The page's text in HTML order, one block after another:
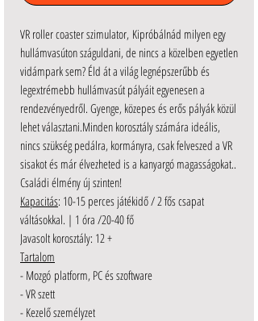
VR roller coaster szimulator, Kipróbálnád milyen egy
hullámvasúton száguldani, de nincs a közelben egyetlen
vidámpark sem? Éld át a világ legnépszerűbb és
legextrémebb hullámvasút pályáit egyenesen a
rendezvényedről. Gyenge, közepes és erős pályák közül
lehet választani.Minden korosztály számára ideális,
nincs szükség pedálra, kormányra, csak felveszed a VR
sisakot és már élvezheted is a kanyargó magasságokat..
Családi élmény új szinten!
Kapacitás: 10-15 perces játékidő / 2 fős csapat
váltásokkal. | 1 óra /20-40 fő
Javasolt korosztály: 12 +
Tartalom
- Mozgó platform, PC és szoftware
- VR szett
- Kezelő személyzet